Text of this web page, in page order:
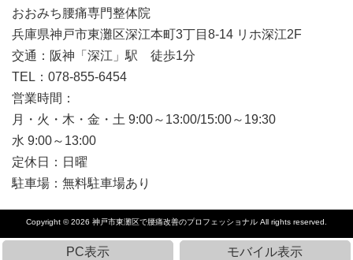
おおみち腰痛専門整体院
兵庫県神戸市東灘区深江本町3丁目8-14 リホ深江2F
交通：阪神「深江」駅 徒歩1分
TEL：078-855-6454
営業時間：
月・火・木・金・土 9:00～13:00/15:00～19:30
水 9:00～13:00
定休日：日曜
駐車場：無料駐車場あり
Copyright © 2026 神戸市東灘区で腰痛改善のプロフェッショナル All rights reserved.
PC表示 モバイル表示